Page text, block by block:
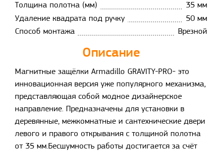
Толщина полотна (мм)
35 мм
Удаление квадрата под ручку
50 мм
Способ монтажа
Врезной
Описание
Магнитные защёлки Armadillo GRAVITY-PRO- это
инновационная версия уже популярного механизма,
представляющая собой модное дизайнерское
направление. Предназначены для установки в
деревянные, межкомнатные и сантехнические двери
левого и правого открывания с толщиной полотна
от 35 мм.Бесшумность работы достигается за счёт